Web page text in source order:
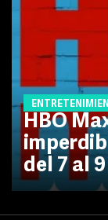
HBO
del 7 al